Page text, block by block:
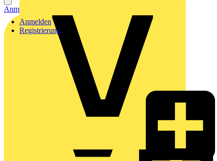
Anmelden
Registrierung
Anmelden